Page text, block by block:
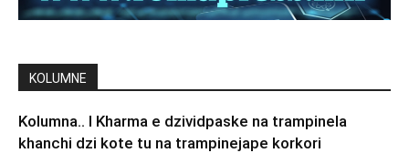
KOLUMNE
Kolumna.. I Kharma e dzividpaske na trampinela
khanchi dzi kote tu na trampinejape korkori